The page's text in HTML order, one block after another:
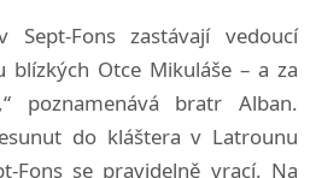
Sept-Fons zastávají vedoucí
Otce Mikuláše – a za
poznamenává bratr Alban.
do kláštera v Latrounu
Fons se pravidelně vrací. Na